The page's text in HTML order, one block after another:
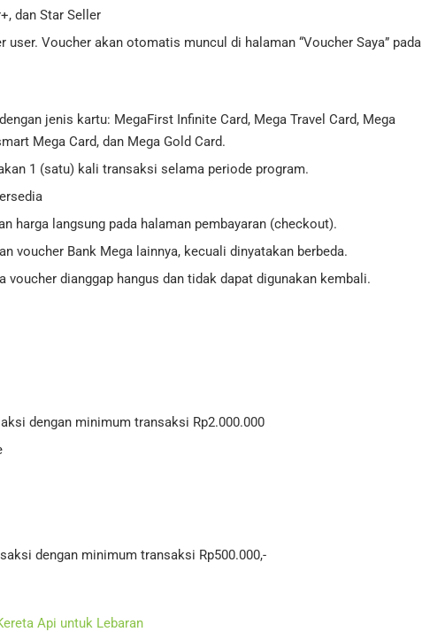
dan Star Seller
Voucher akan otomatis muncul di halaman “Voucher Saya” pada
jenis kartu: MegaFirst Infinite Card, Mega Travel Card, Mega
Mega Card, dan Mega Gold Card.
1 (satu) kali transaksi selama periode program.
harga langsung pada halaman pembayaran (checkout).
voucher Bank Mega lainnya, kecuali dinyatakan berbeda.
dianggap hangus dan tidak dapat digunakan kembali.
dengan minimum transaksi Rp2.000.000
dengan minimum transaksi Rp500.000,-
Api untuk Lebaran